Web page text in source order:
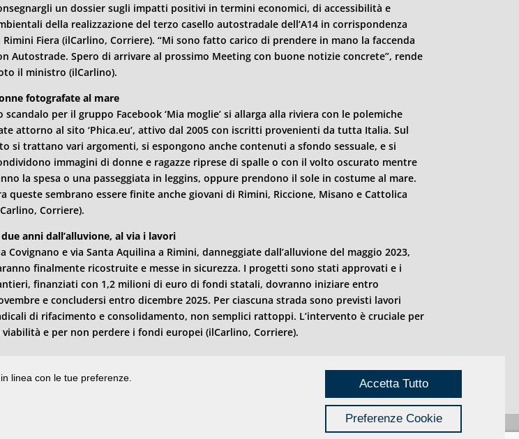
un dossier sugli impatti positivi in termini economici, di accessibilità e
della realizzazione del terzo casello autostradale dell’A14 in corrispondenza
Rimini Fiera (ilCarlino, Corriere). “Mi sono fatto carico di prendere in mano la faccenda
Autostrade. Spero di arrivare al prossimo Meeting con buone notizie concrete”, rende
il ministro (ilCarlino).
fotografate al mare
scandalo per il gruppo Facebook ‘Mia moglie’ si allarga alla riviera con le polemiche
attorno al sito ‘Phica.eu’, attivo dal 2005 con iscritti provenienti da tutta Italia. Sul
si trattano vari argomenti, si espongono anche contenuti a sfondo sessuale, e si
immagini di donne e ragazze riprese di spalle o con il volto oscurato mentre
la spesa o una passeggiata in leggins, oppure prendono il sole in costume al mare.
queste sembrano essere finite anche giovani di Rimini, Riccione, Misano e Cattolica
Corriere).
anni dall’alluvione, al via i lavori
Covignano e via Santa Aquilina a Rimini, danneggiate dall’alluvione del maggio 2023,
finalmente ricostruite e messe in sicurezza. I progetti sono stati approvati e i
finanziati con 1,2 milioni di euro di fondi statali, dovranno iniziare entro
e concludersi entro dicembre 2025. Per ciascuna strada sono previsti lavori
di rifacimento e consolidamento, non semplici rattoppi. L’intervento è cruciale per
viabilità e per non perdere i fondi europei (ilCarlino, Corriere).
linea con le tue preferenze.
Accetta Tutto
Preferenze Cookie